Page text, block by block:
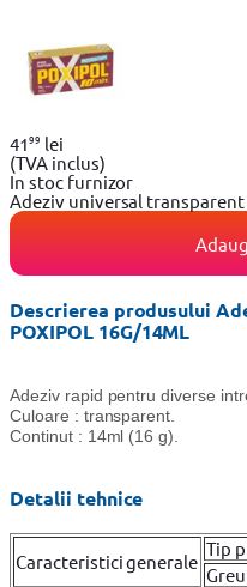
4199 lei
(TVA inclus)
In stoc furnizor
Adeziv universal transparent
Descrierea produsului
POXIPOL 16G/14ML
Adeziv rapid pentru diverse
Culoare : transparent.
Continut : 14ml (16 g).
Detalii tehnice
Caracteristici generale
Tip